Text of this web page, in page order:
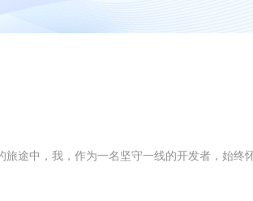
途中，我，作为一名坚守一线的开发者，始